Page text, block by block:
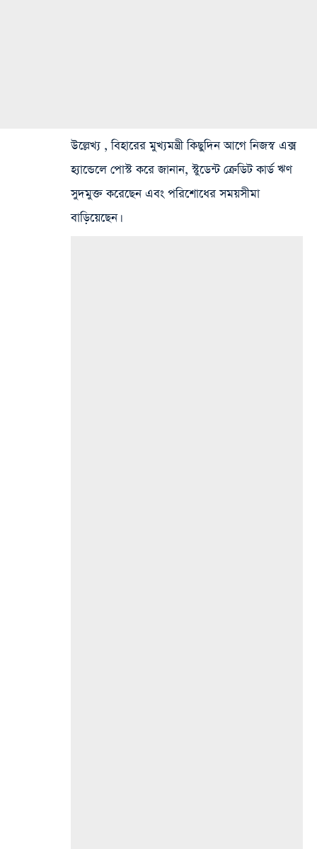
উল্লেখ্য , বিহারের মুখ্যমন্ত্রী কিছুদিন আগে নিজস্ব এক্স
হ্যান্ডেলে পোস্ট করে জানান, স্টুডেন্ট ক্রেডিট কার্ড ঋণ
সুদমুক্ত করেছেন এবং পরিশোধের সময়সীমা
বাড়িয়েছেন।